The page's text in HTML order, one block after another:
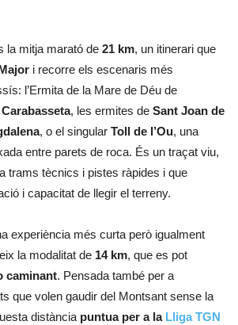
la mitja marató de 21 km, un itinerari que
i recorre els escenaris més
l’Ermita de la Mare de Déu de
, les ermites de Sant Joan de
, o el singular Toll de l’Ou, una
entre parets de roca. És un traçat viu,
trams tècnics i pistes ràpides i que
i capacitat de llegir el terreny.
experiència més curta però igualment
la modalitat de 14 km, que es pot
caminant. Pensada també per a
que volen gaudir del Montsant sense la
distància puntua per a la Lliga TGN